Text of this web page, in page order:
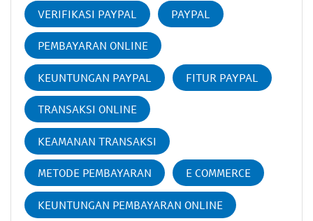
VERIFIKASI PAYPAL PAYPAL
PEMBAYARAN ONLINE
KEUNTUNGAN PAYPAL FITUR PAYPAL
TRANSAKSI ONLINE
KEAMANAN TRANSAKSI
METODE PEMBAYARAN E COMMERCE
KEUNTUNGAN PEMBAYARAN ONLINE